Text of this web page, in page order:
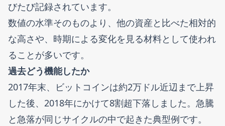
びたび記録されています。
数値の水準そのものより、他の資産と比べた相対的
な高さや、時期による変化を見る材料として使われ
ることが多いです。
過去どう機能したか
2017年末、ビットコインは約2万ドル近辺まで上昇
した後、2018年にかけて8割超下落しました。急騰
と急落が同じサイクルの中で起きた典型例です。